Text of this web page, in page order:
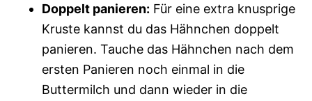
Doppelt panieren: Für eine extra knusprige
Kruste kannst du das Hähnchen doppelt
panieren. Tauche das Hähnchen nach dem
ersten Panieren noch einmal in die
Buttermilch und dann wieder in die